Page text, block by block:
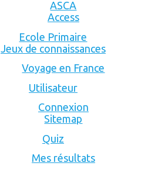
ASCA
Access
Ecole Primaire
Jeux de connaissances
Voyage en France
Utilisateur
Connexion
Sitemap
Quiz
Mes résultats